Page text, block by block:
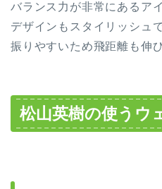
バランス力が非常にあるア
デザインもスタイリッシュ
振りやすいため飛距離も伸
松山英樹の使うウ